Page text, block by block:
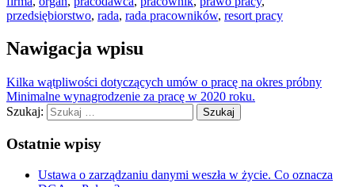
przedsiębiorstwo, rada, rada pracowników, resort pracy
Nawigacja wpisu
Kilka wątpliwości dotyczących umów o pracę na okres próbny
Minimalne wynagrodzenie za pracę w 2020 roku.
Szukaj:
Ostatnie wpisy
Ustawa o zarządzaniu danymi weszła w życie. Co oznacza